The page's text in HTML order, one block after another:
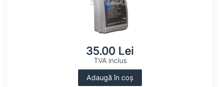
35.00 Lei
TVA inclus
Adaugă în coș